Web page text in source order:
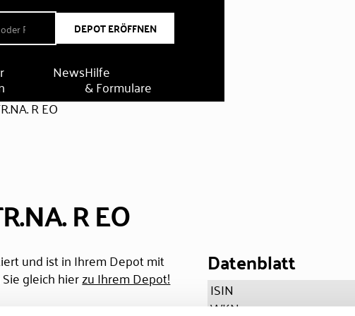
DEPOT ERÖFFNEN
NewsHilfe
& Formulare
R EO
R EO
und ist in Ihrem Depot mit
gleich hierzu Ihrem Depot! Datenblatt
ISIN
WKN